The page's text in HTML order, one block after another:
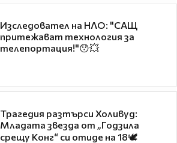
Изследовател на НЛО: "САЩ
притежават технология за
телепортация!"😯💥
Трагедия разтърси Холивуд:
Младата звезда от „Годзила
срещу Конг“ си отиде на 18🕊️